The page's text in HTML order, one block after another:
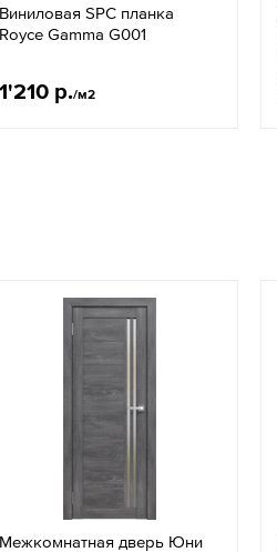
Виниловая SPC планка
Royce Gamma G001
1'210 р./м2
Межкомнатная дверь Юни